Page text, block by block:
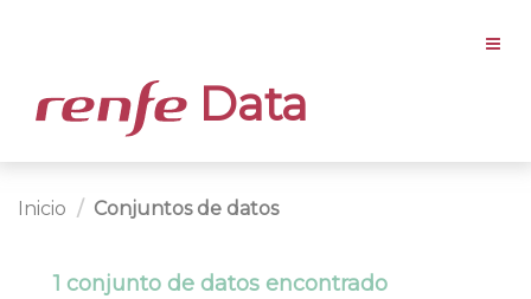
Data
Inicio Conjuntos de datos
1 conjunto de datos encontrado